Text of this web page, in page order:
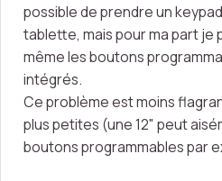
possible de prendre un
tablette, mais pour ma part je
même les boutons
intégrés.
Ce problème est moins
plus petites (une 12" peut
boutons programmables par